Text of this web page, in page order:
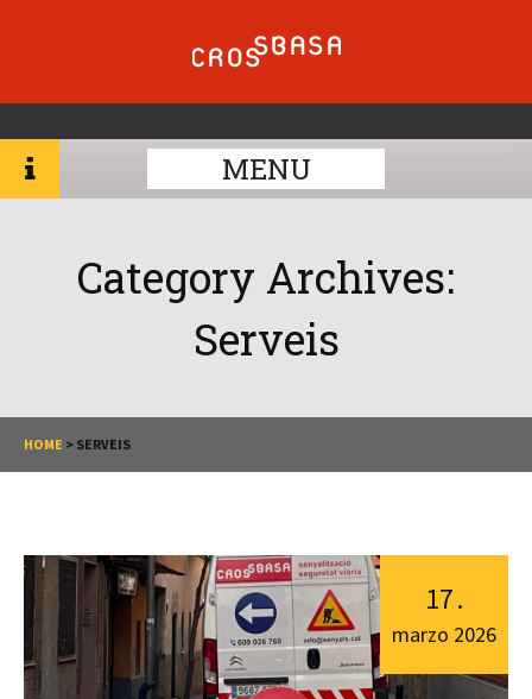
MENU
Category Archives:
Serveis
HOME > SERVEIS
17.
marzo 2026